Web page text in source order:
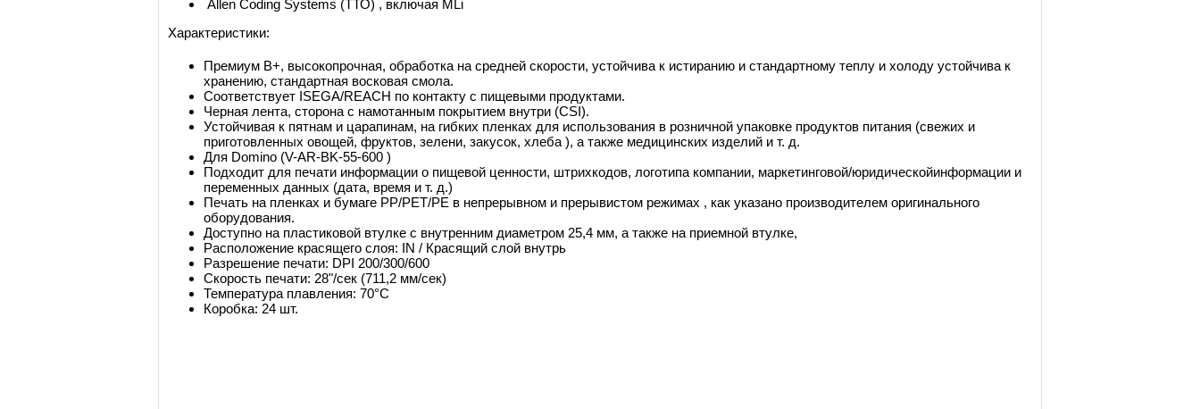
Allen Coding Systems (ТТО) , включая MLi
Характеристики:
Премиум B+, высокопрочная, обработка на средней скорости, устойчива к истиранию и стандартному теплу и холоду устойчива к
хранению, стандартная восковая смола.
Соответствует ISEGA/REACH по контакту с пищевыми продуктами.
Черная лента, сторона с намотанным покрытием внутри (CSI).
Устойчивая к пятнам и царапинам, на гибких пленках для использования в розничной упаковке продуктов питания (свежих и
приготовленных овощей, фруктов, зелени, закусок, хлеба ), а также медицинских изделий и т. д.
Для Domino (V-AR-BK-55-600 )
Подходит для печати информации о пищевой ценности, штрихкодов, логотипа компании, маркетинговой/юридическойинформации и
переменных данных (дата, время и т. д.)
Печать на пленках и бумаге PP/PET/PE в непрерывном и прерывистом режимах , как указано производителем оригинального
оборудования.
Доступно на пластиковой втулке с внутренним диаметром 25,4 мм, а также на приемной втулке,
Расположение красящего слоя: IN / Красящий слой внутрь
Разрешение печати: DPI 200/300/600
Скорость печати: 28"/сек (711,2 мм/сек)
Температура плавления: 70°C
Коробка: 24 шт.